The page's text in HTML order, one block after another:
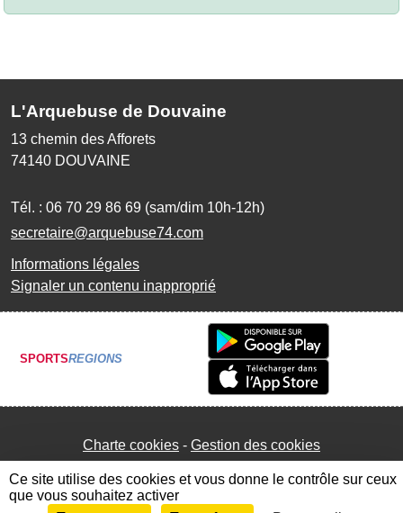
L'Arquebuse de Douvaine
13 chemin des Afforets
74140 DOUVAINE
Tél. : 06 70 29 86 69 (sam/dim 10h-12h)
secretaire@arquebuse74.com
Informations légales
Signaler un contenu inapproprié
SPORTSREGIONS
Charte cookies Gestion des cookies
Ce site utilise des cookies et vous donne le contrôle sur ceux
que vous souhaitez activer